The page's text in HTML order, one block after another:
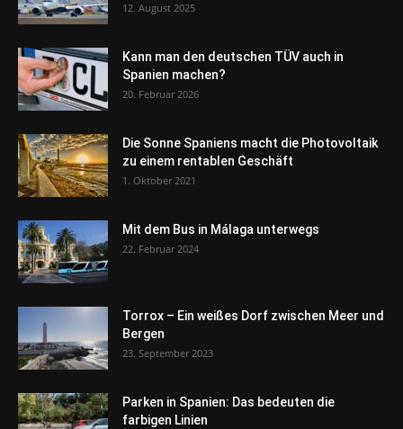
12. August 2025
Kann man den deutschen TÜV auch in
Spanien machen?
20. Februar 2026
Die Sonne Spaniens macht die Photovoltaik
zu einem rentablen Geschäft
1. Oktober 2021
Mit dem Bus in Málaga unterwegs
22. Februar 2024
Torrox – Ein weißes Dorf zwischen Meer und
Bergen
23. September 2023
Parken in Spanien: Das bedeuten die
farbigen Linien